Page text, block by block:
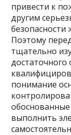
привести к
другим
Поэтому
тщательно
понимание
выполнить